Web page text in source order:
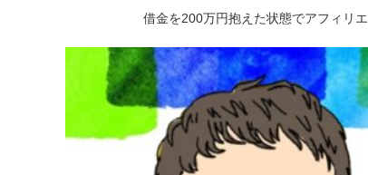
借金を200万円抱えた状態でアフィリ